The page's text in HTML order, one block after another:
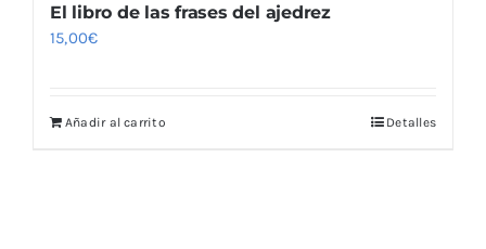
El libro de las frases del ajedrez
15,00€
Añadir al carrito Detalles